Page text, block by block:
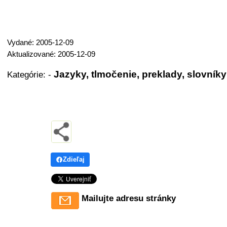
Vydané: 2005-12-09
Aktualizované: 2005-12-09
Kategórie: - Jazyky, tlmočenie, preklady, slovníky
Zdieľaj
Mailujte adresu stránky